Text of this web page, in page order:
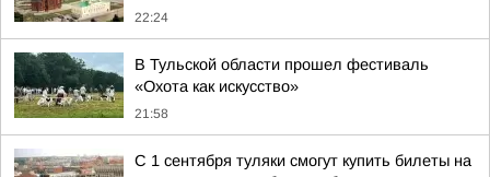
22:24
В Тульской области прошел фестиваль
«Охота как искусство»
21:58
С 1 сентября туляки смогут купить билеты на